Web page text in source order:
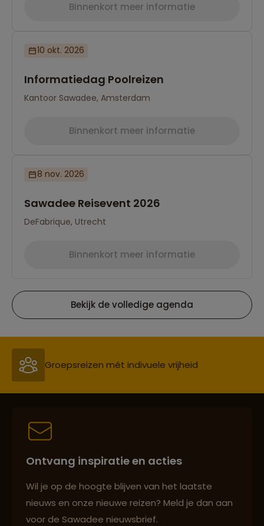
Binnenkort meer informatie
10 okt. 2026
Informatiedag Poolreizen
Kantoor Sawadee, Amsterdam
Binnenkort meer informatie
8 nov. 2026
Sawadee Reisevent 2026
DeFabrique, Utrecht
Binnenkort meer informatie
Bekijk de volledige agenda
Reizen met oog voor mens, cultuur en milieu
Groepsreizen mét indivuele vrijheid
Persoonlijk en deskundig reisadvies
Ontvang inspiratie en acties
Wil je op de hoogte blijven van het laatste
nieuws en onze nieuwe reizen? Meld je dan aan
voor de Sawadee nieuwsbrief.